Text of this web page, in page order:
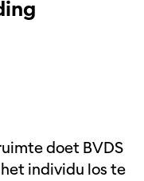
doet BVDS
individu los te